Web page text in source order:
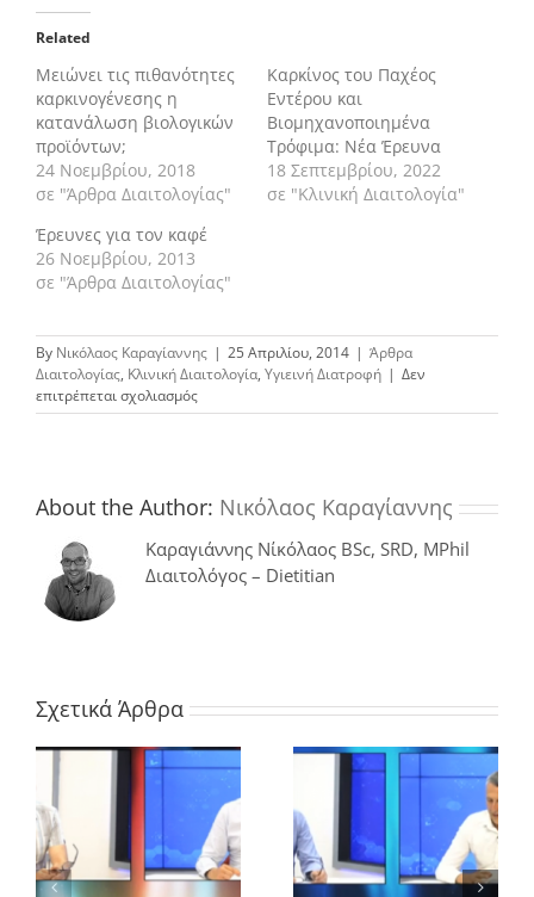
Related
Μειώνει τις πιθανότητες
καρκινογένεσης η
κατανάλωση βιολογικών
προϊόντων;
24 Νοεμβρίου, 2018
σε "Άρθρα Διαιτολογίας"
Καρκίνος του Παχέος
Εντέρου και
Βιομηχανοποιημένα
Τρόφιμα: Νέα Έρευνα
18 Σεπτεμβρίου, 2022
σε "Κλινική Διαιτολογία"
Έρευνες για τον καφέ
26 Νοεμβρίου, 2013
σε "Άρθρα Διαιτολογίας"
By Νικόλαος Καραγίαννης | 25 Απριλίου, 2014 | Άρθρα
Διαιτολογίας, Κλινική Διαιτολογία, Υγιεινή Διατροφή | Δεν
επιτρέπεται σχολιασμόςστο
Η
δεν
τις
πιθανότητες
εκδήλωσης
About the Author: Νικόλαος Καραγίαννης
Καραγιάννης Νίκόλαος BSc, SRD, MPhil
Διαιτολόγος – Dietitian
Σχετικά Άρθρα